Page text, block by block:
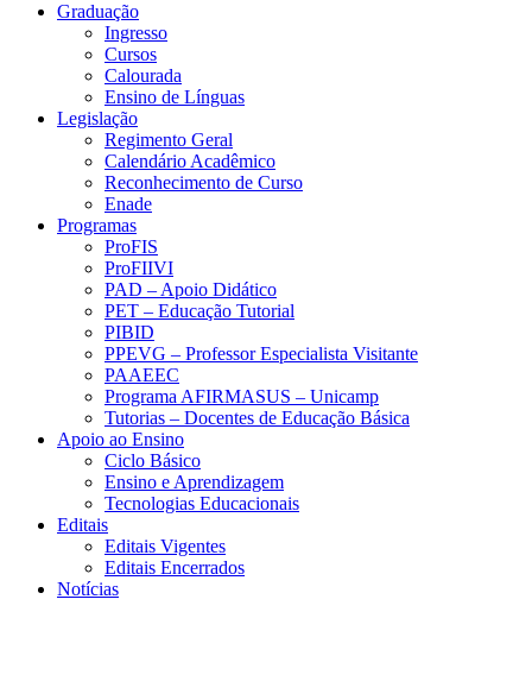
Graduação
Ingresso
Cursos
Calourada
Ensino de Línguas
Legislação
Regimento Geral
Calendário Acadêmico
Reconhecimento de Curso
Enade
Programas
ProFIS
ProFIIVI
PAD – Apoio Didático
PET – Educação Tutorial
PIBID
PPEVG – Professor Especialista Visitante
PAAEEC
Programa AFIRMASUS – Unicamp
Tutorias – Docentes de Educação Básica
Apoio ao Ensino
Ciclo Básico
Ensino e Aprendizagem
Tecnologias Educacionais
Editais
Editais Vigentes
Editais Encerrados
Notícias